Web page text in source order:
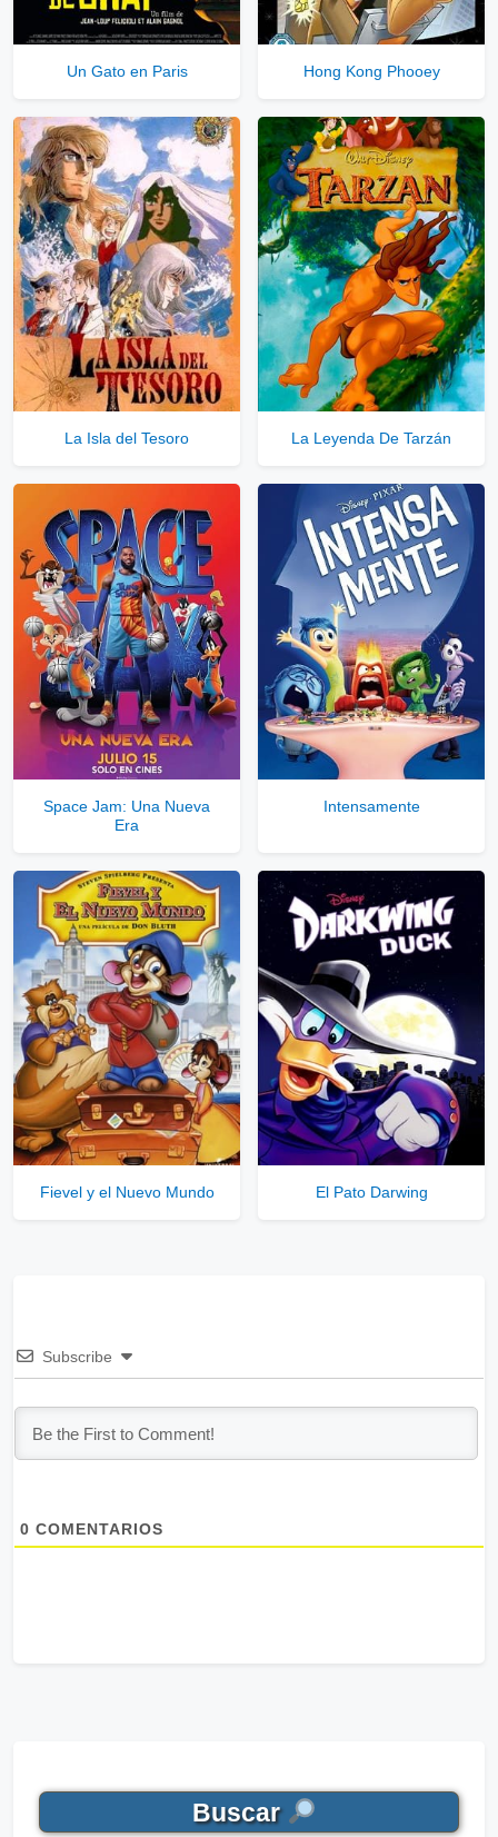
Solo disponible para usuarios registrados.
Un Gato en Paris Hong Kong Phooey
La Isla del Tesoro La Leyenda De Tarzán
Space Jam: Una Nueva
Era
Intensamente
Fievel y el Nuevo Mundo El Pato Darwing
Subscribe
0 COMENTARIOS
Buscar